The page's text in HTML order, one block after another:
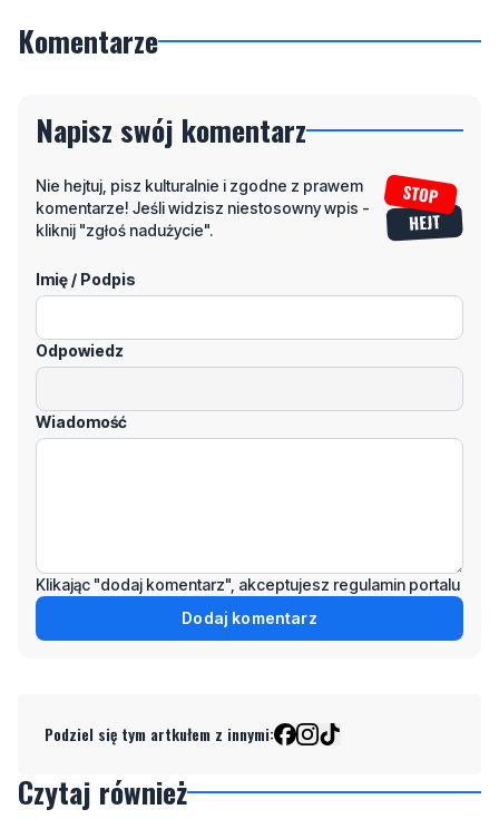
Komentarze
Napisz swój komentarz
Nie hejtuj, pisz kulturalnie i zgodne z prawem
komentarze! Jeśli widzisz niestosowny wpis -
kliknij "zgłoś nadużycie".
Imię / Podpis
Odpowiedz
Wiadomość
Klikając "dodaj komentarz", akceptujesz regulamin portalu
Dodaj komentarz
Podziel się tym artkułem z innymi:
Czytaj również